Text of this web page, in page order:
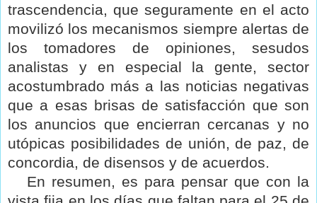
trascendencia, que seguramente en el acto
movilizó los mecanismos siempre alertas de
los tomadores de opiniones, sesudos
analistas y en especial la gente, sector
acostumbrado más a las noticias negativas
que a esas brisas de satisfacción que son
los anuncios que encierran cercanas y no
utópicas posibilidades de unión, de paz, de
concordia, de disensos y de acuerdos.
En resumen, es para pensar que con la